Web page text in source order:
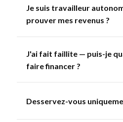
Je suis travailleur
prouver mes revenus ?
J'ai fait faillite — puis-je
faire financer ?
Desservez-vous